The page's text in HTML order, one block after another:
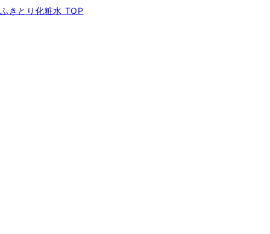
ふきとり化粧水 TOP